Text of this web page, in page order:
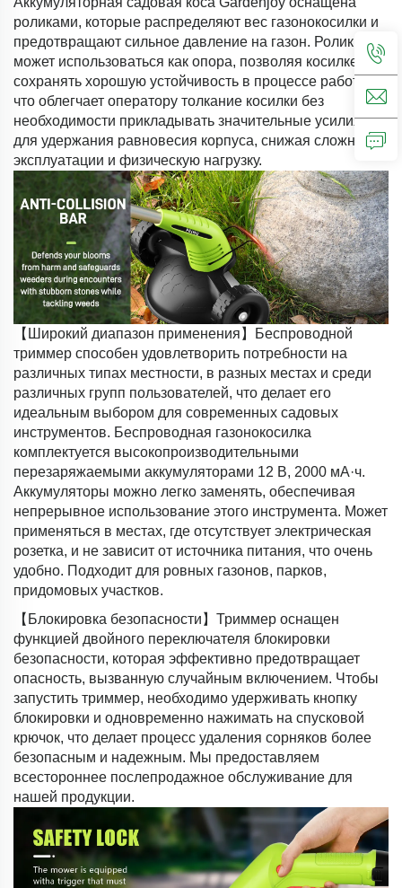
роликами, которые распределяют вес газонокосилки и
предотвращают сильное давление на газон. Ролик
может использоваться как опора, позволяя косилке
сохранять хорошую устойчивость в процессе работы,
что облегчает оператору толкание косилки без
необходимости прикладывать значительные усилия
для удержания равновесия корпуса, снижая сложность
эксплуатации и физическую нагрузку.
【Широкий диапазон применения】Беспроводной
триммер способен удовлетворить потребности на
различных типах местности, в разных местах и среди
различных групп пользователей, что делает его
идеальным выбором для современных садовых
инструментов. Беспроводная газонокосилка
комплектуется высокопроизводительными
перезаряжаемыми аккумуляторами 12 В, 2000 мА·ч.
Аккумуляторы можно легко заменять, обеспечивая
непрерывное использование этого инструмента. Может
применяться в местах, где отсутствует электрическая
розетка, и не зависит от источника питания, что очень
удобно. Подходит для ровных газонов, парков,
придомовых участков.
【Блокировка безопасности】Триммер оснащен
функцией двойного переключателя блокировки
безопасности, которая эффективно предотвращает
опасность, вызванную случайным включением. Чтобы
запустить триммер, необходимо удерживать кнопку
блокировки и одновременно нажимать на спусковой
крючок, что делает процесс удаления сорняков более
безопасным и надежным. Мы предоставляем
всестороннее послепродажное обслуживание для
нашей продукции.